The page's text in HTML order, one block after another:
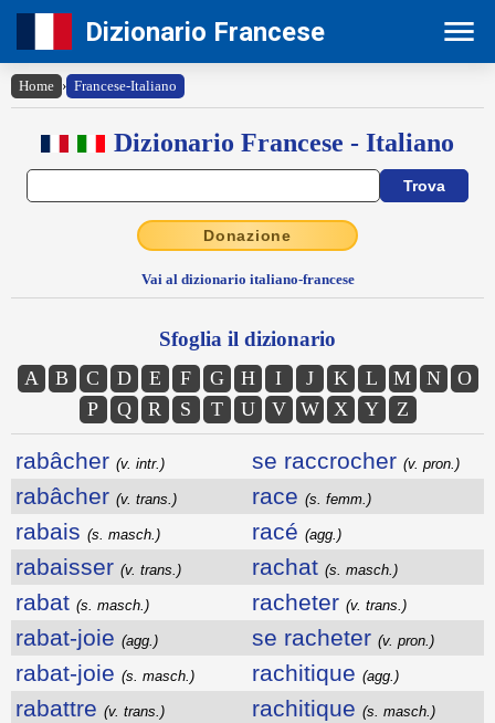
Dizionario Francese
Home › Francese-Italiano
Dizionario Francese - Italiano
Donazione
Vai al dizionario italiano-francese
Sfoglia il dizionario
A B C D E F G H I J K L M N
O
P
Q R S T U V W X Y Z
rabâcher (v. intr.) se raccrocher (v. pron.)
rabâcher (v. trans.) race (s. femm.)
rabais (s. masch.) racé (agg.)
rabaisser (v. trans.) rachat (s. masch.)
rabat (s. masch.) racheter (v. trans.)
rabat-joie (agg.) se racheter (v. pron.)
rabat-joie (s. masch.) rachitique (agg.)
rabattre (v. trans.) rachitique (s. masch.)